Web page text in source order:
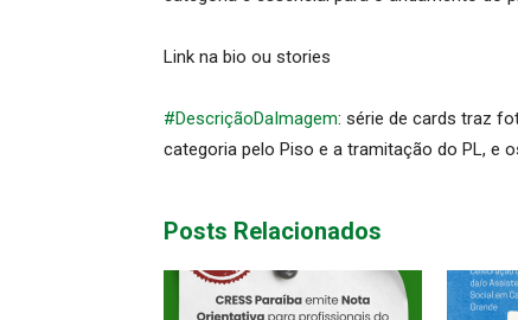
Link na bio ou stories
#DescriçãoDaImagem: série de cards traz
categoria pelo Piso e a tramitação do PL, e
Posts Relacionados